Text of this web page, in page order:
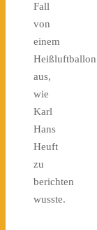
Fall
von
einem
Heißluftballon
aus,
wie
Karl
Hans
Heuft
zu
berichten
wusste.